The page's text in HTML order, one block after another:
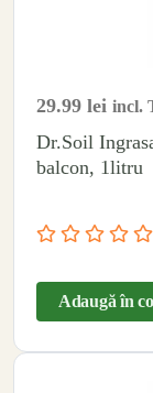
29.99 lei incl.
Dr.Soil
balcon, 1litru
Adaugă în